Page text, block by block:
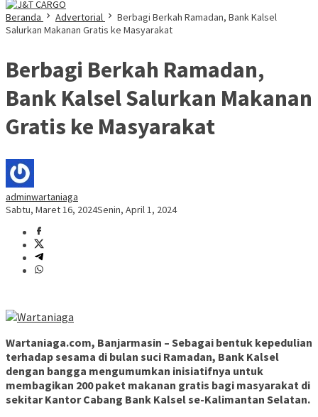
Beranda
Advertorial
Berbagi Berkah Ramadan, Bank Kalsel
Salurkan Makanan Gratis ke Masyarakat
Berbagi Berkah Ramadan,
Bank Kalsel Salurkan Makanan
Gratis ke Masyarakat
adminwartaniaga
Sabtu, Maret 16, 2024Senin, April 1, 2024
Wartaniaga.com, Banjarmasin – Sebagai bentuk kepedulian
terhadap sesama di bulan suci Ramadan, Bank Kalsel
dengan bangga mengumumkan inisiatifnya untuk
membagikan 200 paket makanan gratis bagi masyarakat di
sekitar Kantor Cabang Bank Kalsel se-Kalimantan Selatan.